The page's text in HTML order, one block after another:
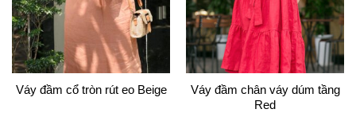
Váy đầm cổ tròn rút eo Beige
Váy đầm chân váy dúm tầng
Red